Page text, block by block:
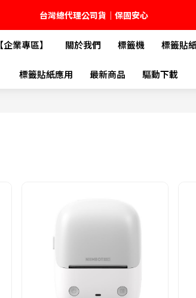
台灣總代理公司貨｜保固安心
🚚 全館現貨供應｜快速出貨不久等
💬 加入官方 LINE｜不定期領取專屬優惠
【企業專區】 關於我們 標籤機 標籤貼
標籤貼紙應用 最新商品 驅動下載